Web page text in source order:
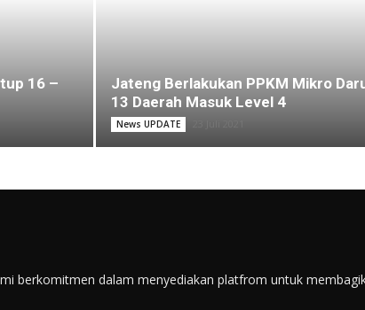
16 –
Jateng Berlakukan PPKM Mikro
13 Daerah Masuk Level 4
News UPDATE
berkomitmen dalam menyediakan platfrom untuk